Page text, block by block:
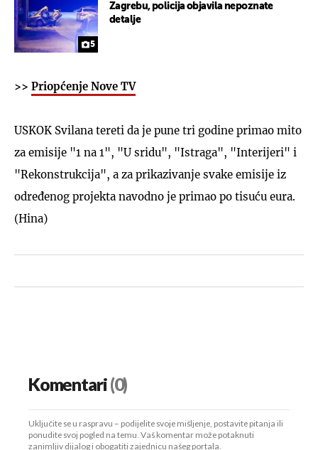
5
Zagrebu, policija objavila nepoznate
detalje
>> Priopćenje Nove TV
USKOK Svilana tereti da je pune tri godine primao mito
za emisije "1 na 1", "U sridu", "Istraga", "Interijeri" i
"Rekonstrukcija", a za prikazivanje svake emisije iz
određenog projekta navodno je primao po tisuću eura.
(Hina)
Komentari(0)
Uključite se u raspravu – podijelite svoje mišljenje, postavite pitanja ili
ponudite svoj pogled na temu. Vaš komentar može potaknuti
zanimljiv dijalog i obogatiti zajednicu našeg portala.